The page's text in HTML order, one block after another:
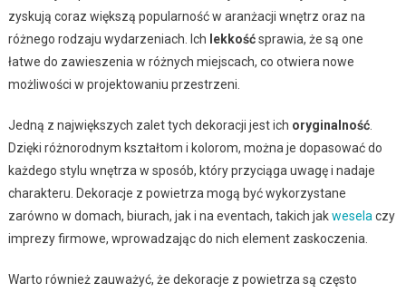
zyskują coraz większą popularność w aranżacji wnętrz oraz na
różnego rodzaju wydarzeniach. Ich lekkośćsprawia, że są one
łatwe do zawieszenia w różnych miejscach, co otwiera nowe
możliwości w projektowaniu przestrzeni.
Jedną z największych zalet tych dekoracji jest ich oryginalność.
Dzięki różnorodnym kształtom i kolorom, można je dopasować do
każdego stylu wnętrza w sposób, który przyciąga uwagę i nadaje
charakteru. Dekoracje z powietrza mogą być wykorzystane
zarówno w domach, biurach, jak i na eventach, takich jakwesela czy
imprezy firmowe, wprowadzając do nich element zaskoczenia.
Warto również zauważyć, że dekoracje z powietrza są często